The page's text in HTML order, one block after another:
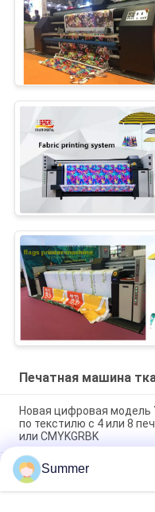
Печатная машина
Новая цифровая модель
по текстилю с 4 или 8
или CMYKGRBK
Shanghai SAER COLOR 4
текстильная печатная
ткани
Summer